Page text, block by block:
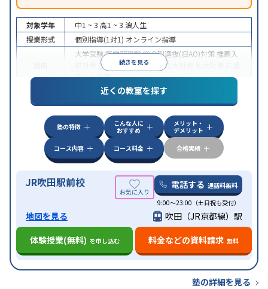
続きを見る
対象学年 中1 ~ 3 高1 ~ 3 浪人生
授業形式
個別指導(1対1) オンライン指導
大学受験医学部受験総合型選抜(旧AO)対策推薦入
学校別特化対策 国公立大対策
テスト対策
特徴
中高一貫校生に対応授業の振替可能
オンライン対応1科目から受講可能季節講習の
みの受講可
自習室あり
近くの教室を探す
塾の特徴
こんな人に
おすすめ
メリット・
デメリット
コース内容
コース料金 合格実績
JR吹田駅前校 電話する 通話料無料
9:00～23:00（土日祝も受付）
地図を見る
吹田（JR京都線）駅
体験授業(無料) を申し込む 料金などの資料請求 無料
塾の詳細を見る